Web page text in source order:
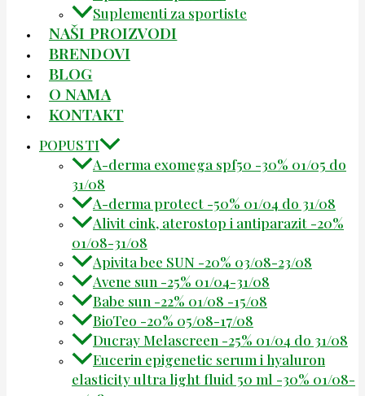
Suplementi za sportiste
NAŠI PROIZVODI
BRENDOVI
BLOG
O NAMA
KONTAKT
POPUSTI
A-derma exomega spf50 -30% 01/05 do
31/08
A-derma protect -50% 01/04 do 31/08
Alivit cink, aterostop i antiparazit -20%
01/08-31/08
Apivita bee SUN -20% 03/08-23/08
Avene sun -25% 01/04-31/08
Babe sun -22% 01/08 -15/08
BioTeo -20% 05/08-17/08
Ducray Melascreen -25% 01/04 do 31/08
Eucerin epigenetic serum i hyaluron
elasticity ultra light fluid 50 ml -30% 01/08-